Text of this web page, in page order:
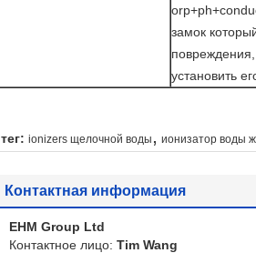
замок
установить
тег: ionizers щелочной воды , ионизатор воды
Контактная информация
EHM Group Ltd
Контактное лицо: Tim Wang